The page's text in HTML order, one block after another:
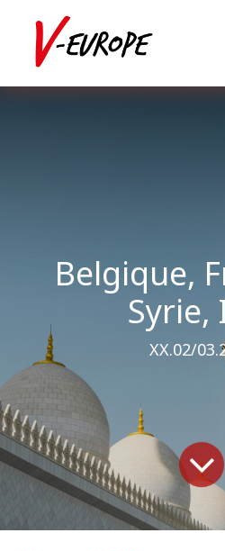
Belgique,
Syrie,
XX.02/